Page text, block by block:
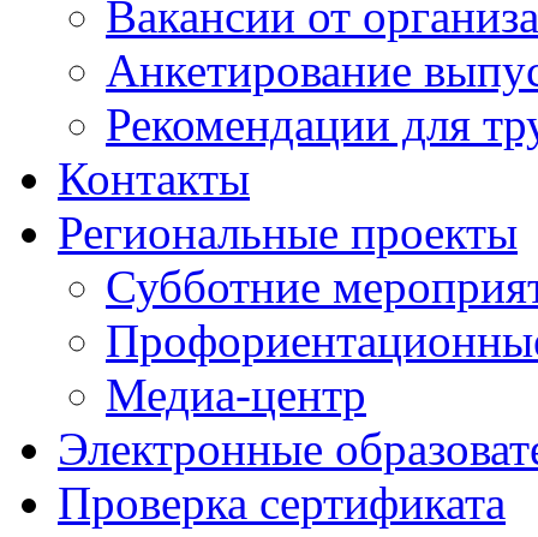
Вакансии от
Анкетирование
Рекомендации для
Контакты
Региональные проекты
Субботние
Медиа-центр
Электронные
Проверка сертификата